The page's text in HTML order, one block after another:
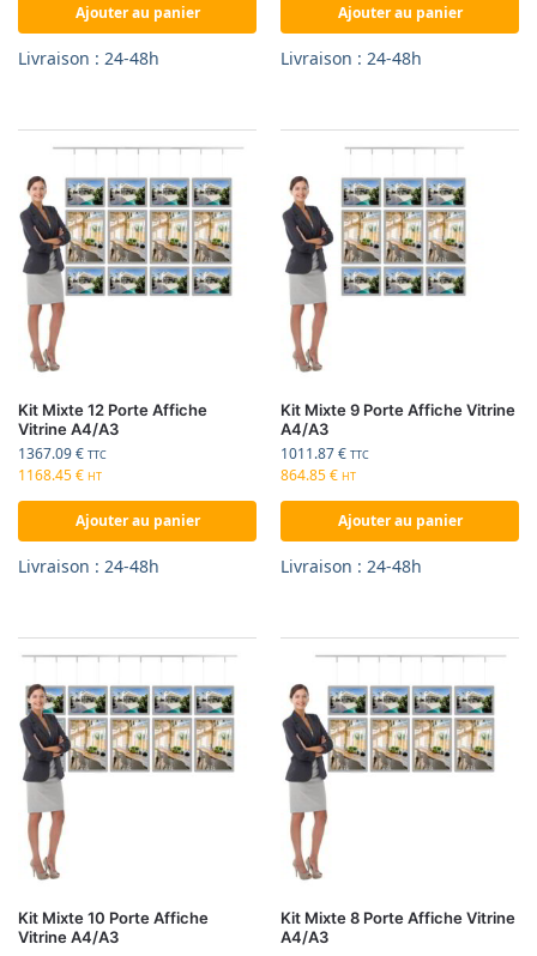
Ajouter au panier
Livraison : 24-48h
Ajouter au panier
Livraison : 24-48h
Kit Mixte 12 Porte Affiche
Vitrine A4/A3
1367.09€ TTC
1168.45€ HT
Ajouter au panier
Livraison : 24-48h
Kit Mixte 9 Porte Affiche Vitrine
A4/A3
1011.87€ TTC
864.85€ HT
Ajouter au panier
Livraison : 24-48h
Kit Mixte 10 Porte Affiche
Vitrine A4/A3
Kit Mixte 8 Porte Affiche Vitrine
A4/A3